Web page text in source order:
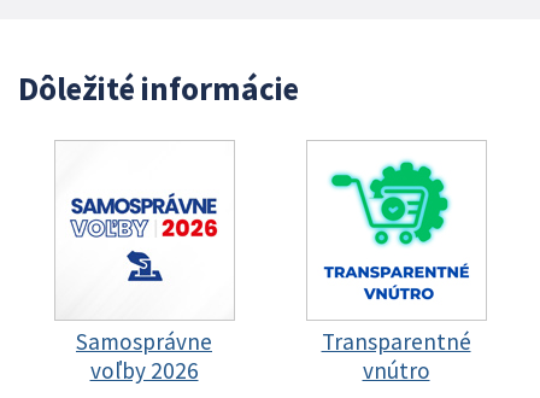
Dôležité informácie
Samosprávne
voľby 2026
Transparentné
vnútro